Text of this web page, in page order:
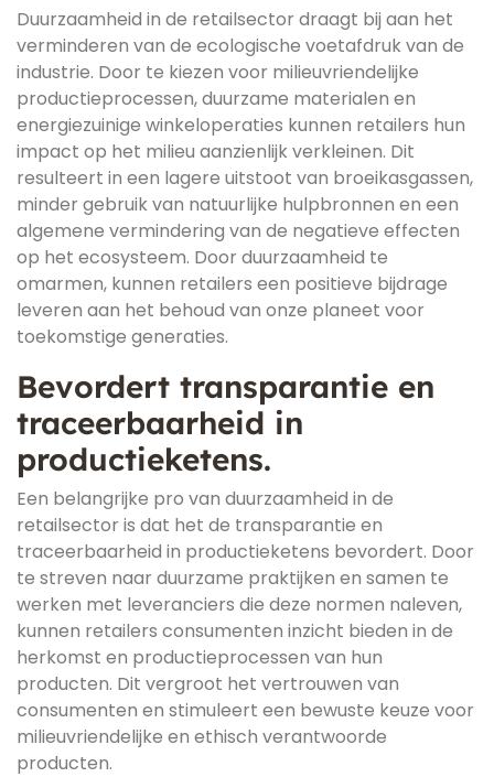
Duurzaamheid in de retailsector draagt bij aan het
verminderen van de ecologische voetafdruk van de
industrie. Door te kiezen voor milieuvriendelijke
productieprocessen, duurzame materialen en
energiezuinige winkeloperaties kunnen retailers hun
impact op het milieu aanzienlijk verkleinen. Dit
resulteert in een lagere uitstoot van broeikasgassen,
minder gebruik van natuurlijke hulpbronnen en een
algemene vermindering van de negatieve effecten
op het ecosysteem. Door duurzaamheid te
omarmen, kunnen retailers een positieve bijdrage
leveren aan het behoud van onze planeet voor
toekomstige generaties.
Bevordert transparantie en
traceerbaarheid in
productieketens.
Een belangrijke pro van duurzaamheid in de
retailsector is dat het de transparantie en
traceerbaarheid in productieketens bevordert. Door
te streven naar duurzame praktijken en samen te
werken met leveranciers die deze normen naleven,
kunnen retailers consumenten inzicht bieden in de
herkomst en productieprocessen van hun
producten. Dit vergroot het vertrouwen van
consumenten en stimuleert een bewuste keuze voor
milieuvriendelijke en ethisch verantwoorde
producten.